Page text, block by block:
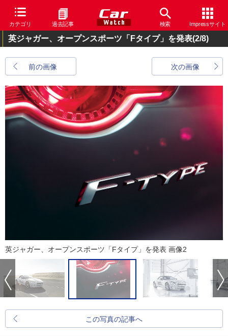
カテゴリ 過去記事 検索 Impressサイト
英ジャガー、オープンスポーツ「Fタイプ」を発表(2/8)
前の画像 次の画像
英ジャガー、オープンスポーツ「Fタイプ」を発表 画像2
この写真の記事へ